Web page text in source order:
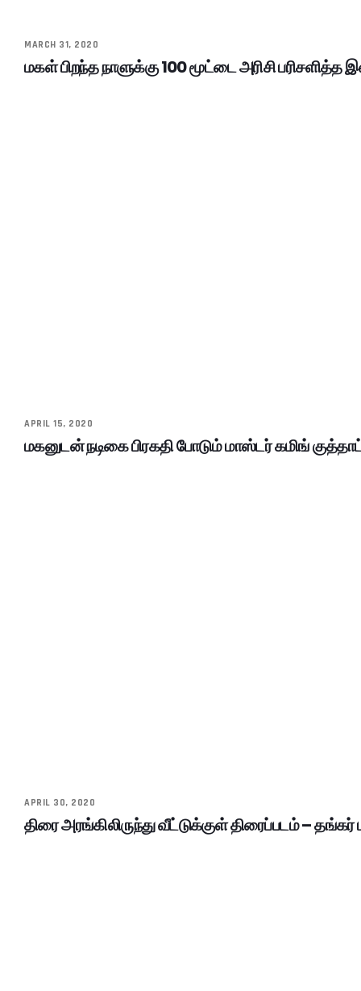
MARCH 31, 2020
மகள் பிறந்த நாளுக்கு 100 மூட்டை அரிசி
APRIL 15, 2020
மகனுடன் நடிகை பிரகதி போடும் மாஸ்டர் கமிங்
APRIL 30, 2020
திரை அரங்கிலிருந்து வீட்டுக்குள் திரைப்படம் –